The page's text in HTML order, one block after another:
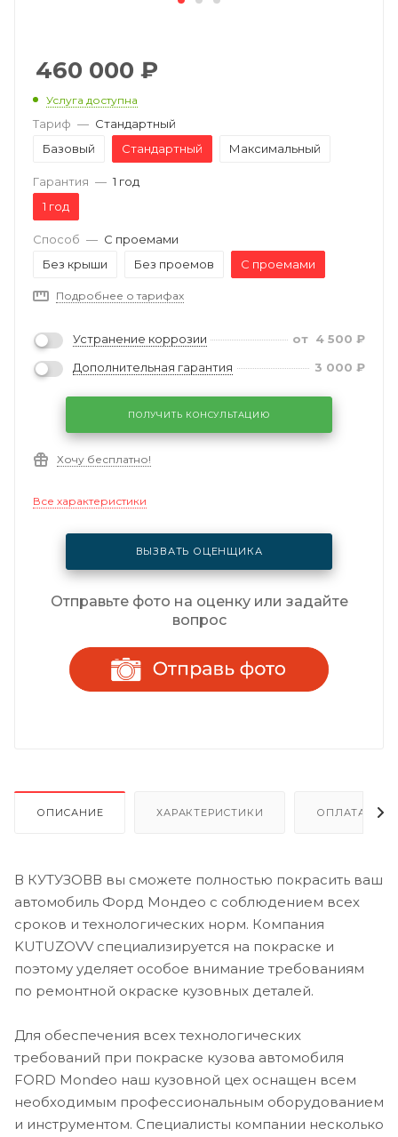
460 000 ₽
Услуга доступна
Тариф — Стандартный
Базовый
Стандартный Максимальный
Гарантия — 1 год
1 год
Способ — С проемами
Без крыши
Без проемов С проемами
Подробнее о тарифах
Устранение коррозии от 4 500 ₽
Дополнительная гарантия
3 000 ₽
ПОЛУЧИТЬ КОНСУЛЬТАЦИЮ
Хочу бесплатно!
Все характеристики
ВЫЗВАТЬ ОЦЕНЩИКА
Отправьте фото на оценку или задайте
вопрос
ОПИСАНИЕ ХАРАКТЕРИСТИКИ ОПЛАТА И
В КУТУЗОВВ вы сможете полностью покрасить ваш
автомобиль Форд Мондео с соблюдением всех
сроков и технологических норм. Компания
KUTUZOVV специализируется на покраске и
поэтому уделяет особое внимание требованиям
по ремонтной окраске кузовных деталей.
Для обеспечения всех технологических
требований при покраске кузова автомобиля
FORD Mondeo наш кузовной цех оснащен всем
необходимым профессиональным оборудованием
и инструментом. Специалисты компании несколько